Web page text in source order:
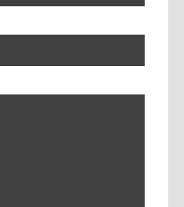
für die Eingabe der
geben Sie hier Ihre